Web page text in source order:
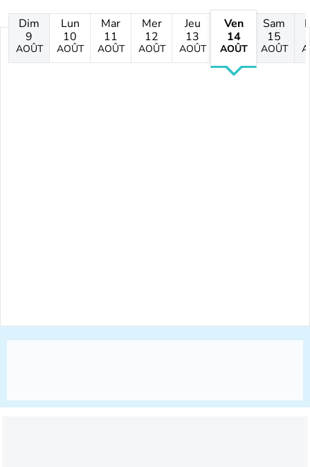
Dim
9
AOÛT
Lun
10
AOÛT
Mar
11
AOÛT
Mer
12
AOÛT
Jeu
13
AOÛT
Ven
14
AOÛT
Sam
15
AOÛT